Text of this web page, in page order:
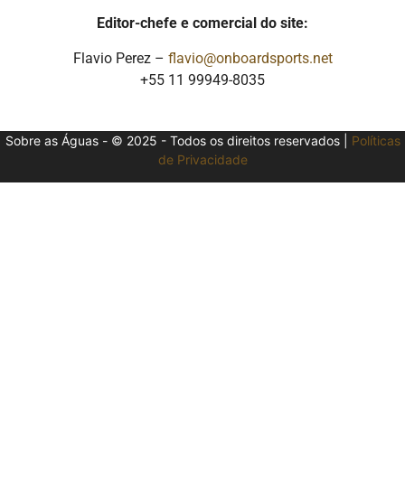
Editor-chefe e comercial do site:
Flavio Perez – flavio@onboardsports.net
+55 11 99949-8035
Sobre as Águas - © 2025 - Todos os direitos reservados | Políticas
de Privacidade